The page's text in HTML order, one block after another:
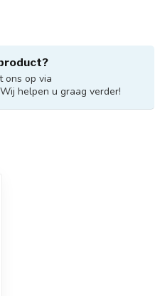
ons op via
helpen u graag verder!